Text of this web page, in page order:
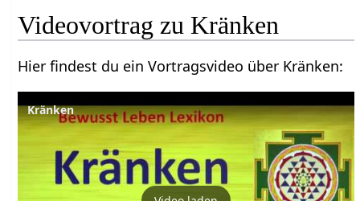
Hier findest du ein Vortragsvideo über Kränken‏‎:
Kränken